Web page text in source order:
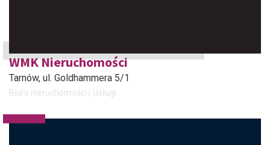
WMK Nieruchomości
Tarnów, ul. Goldhammera 5/1
Biuro nieruchomości Usługi